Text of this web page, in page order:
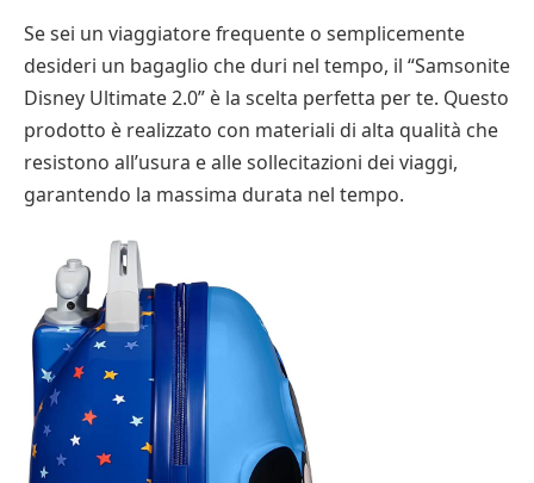
Se sei un viaggiatore frequente o semplicemente
desideri un bagaglio che duri nel tempo, il “Samsonite
Disney Ultimate 2.0” è la scelta perfetta per te. Questo
prodotto è realizzato con materiali di alta qualità che
resistono all’usura e alle sollecitazioni dei viaggi,
garantendo la massima durata nel tempo.